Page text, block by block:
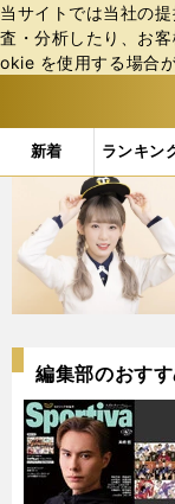
当サイトでは当社の
査・分析したり、お
okie を使⽤する場合
新着 ランキン
b
ス
テ
ィ
バ
「#阪神タイ
編集部のおす